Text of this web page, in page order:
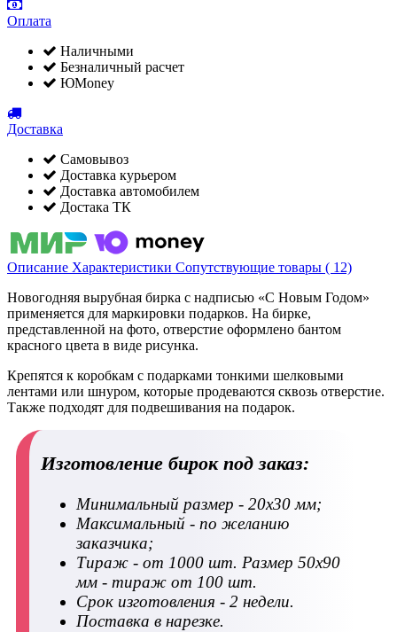
Оплата
Наличными
Безналичный расчет
ЮMoney
Доставка
Самовывоз
Доставка курьером
Доставка автомобилем
Достака ТК
Описание Характеристики Сопутствующие товары ( 12)
Новогодняя вырубная бирка с надписью «С Новым Годом»
применяется для маркировки подарков. На бирке,
представленной на фото, отверстие оформлено бантом
красного цвета в виде рисунка.
Крепятся к коробкам с подарками тонкими шелковыми
лентами или шнуром, которые продеваются сквозь отверстие.
Также подходят для подвешивания на подарок.
Изготовление бирок под заказ:
Минимальный размер - 20х30 мм;
Максимальный - по желанию
заказчика;
Тираж - от 1000 шт. Размер 50х90
мм - тираж от 100 шт.
Срок изготовления - 2 недели.
Поставка в нарезке.